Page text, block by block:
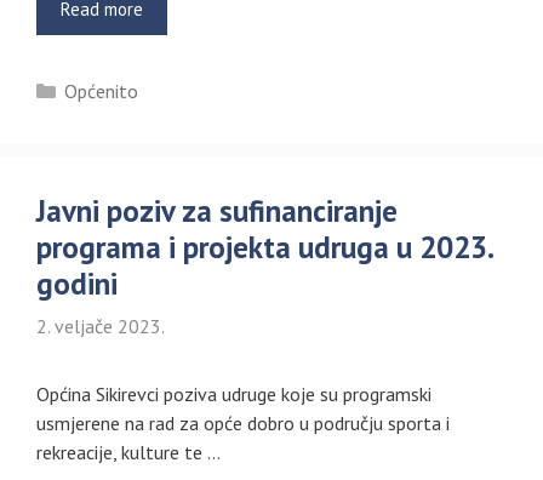
Read more
Kategorije
Općenito
Javni poziv za sufinanciranje
programa i projekta udruga u 2023.
godini
2. veljače 2023.
Općina Sikirevci poziva udruge koje su programski
usmjerene na rad za opće dobro u području sporta i
rekreacije, kulture te …